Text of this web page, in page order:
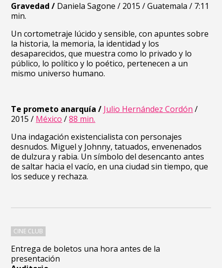
Entrega de boletos una hora antes de la
presentación
Gravedad / Daniela Sagone / 2015 / Guatemala / 7:11
min.
Un cortometraje lúcido y sensible, con apuntes sobre
la historia, la memoria, la identidad y los
desaparecidos, que muestra como lo privado y lo
público, lo político y lo poético, pertenecen a un
mismo universo humano.
Te prometo anarquía / Julio Hernández Cordón /
2015 / México /88 min.
Una indagación existencialista con personajes
desnudos. Miguel y Johnny, tatuados, envenenados
de dulzura y rabia. Un símbolo del desencanto antes
de saltar hacia el vacío, en una ciudad sin tiempo, que
los seduce y rechaza.
CINE CLUB